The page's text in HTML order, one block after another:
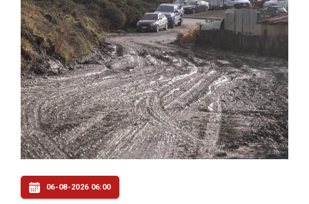
06-08-2026 06:00